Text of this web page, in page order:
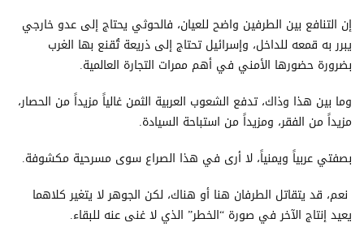
إن التنافع بين الطرفين واضح للعيان، فالحوثي يحتاج إلى عدو خارجي
يبرر به قمعه للداخل، وإسرائيل تحتاج إلى ذريعة تُقنع بها الغرب
بضرورة حضورها الأمني في أهم ممرات التجارة العالمية.
وما بين هذا وذاك، تدفع الشعوب العربية الثمن غالياً مزيداً من الحصار،
مزيداً من الفقر، ومزيداً من استباحة السيادة.
بصفتي عربياً ويمنياً، لا أرى في هذا الصراع سوى مسرحية مكشوفة.
نعم، قد يتقاتل الطرفان هنا أو هناك، لكن الجوهر لا يتغير كلاهما
يعيد إنتاج الآخر في صورة “الخطر” الذي لا غنى عنه للبقاء.